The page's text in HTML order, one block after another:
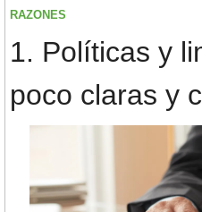
RAZONES
1. Políticas y
poco claras y